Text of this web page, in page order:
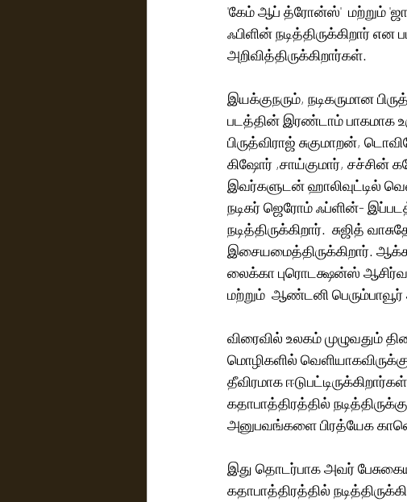
'கேம் ஆப் த்ரோன்ஸ்'  மற்றும்
ஃபிளின் நடித்திருக்கிறார்
அறிவித்திருக்கிறார்கள்.
இயக்குநரும், நடிகருமான
படத்தின் இரண்டாம் பாகமாக
பிருத்விராஜ் சுகுமாறன்,
கிஷோர் ,சாய்குமார், சச்சின்
இவர்களுடன் ஹாலிவுட்டில்
நடிகர் ஜெரோம் ஃப்ளின்-
நடித்திருக்கிறார்.  சுஜித்
இசையமைத்திருக்கிறார்.
லைக்கா புரொடக்ஷன்ஸ்
மற்றும்  ஆண்டனி
விரைவில் உலகம் முழுவதும்
மொழிகளில்
தீவிரமாக
கதாபாத்திரத்தில்
அனுபவங்களை பிரத்யேக
இது தொடர்பாக அவர்
கதாபாத்திரத்தில்